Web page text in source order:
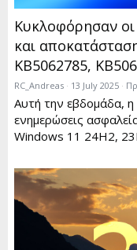
Κυκλοφόρησαν
και
KB5062785,
RC_Andreas 13 July 2025
Αυτή την εβδομάδα, η
ενημερώσεις
Windows 11 24H2,